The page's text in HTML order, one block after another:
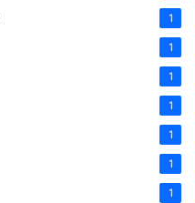
1
1
1
1
1
1
1